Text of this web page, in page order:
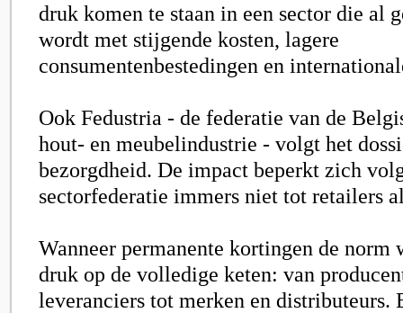
druk komen te staan in een sector die al
wordt met stijgende kosten, lagere
consumentenbestedingen en
Ook Fedustria - de federatie van de
hout- en meubelindustrie - volgt het
bezorgdheid. De impact beperkt zich
sectorfederatie immers niet tot retailers
Wanneer permanente kortingen de norm
druk op de volledige keten: van
leveranciers tot merken en distributeurs.